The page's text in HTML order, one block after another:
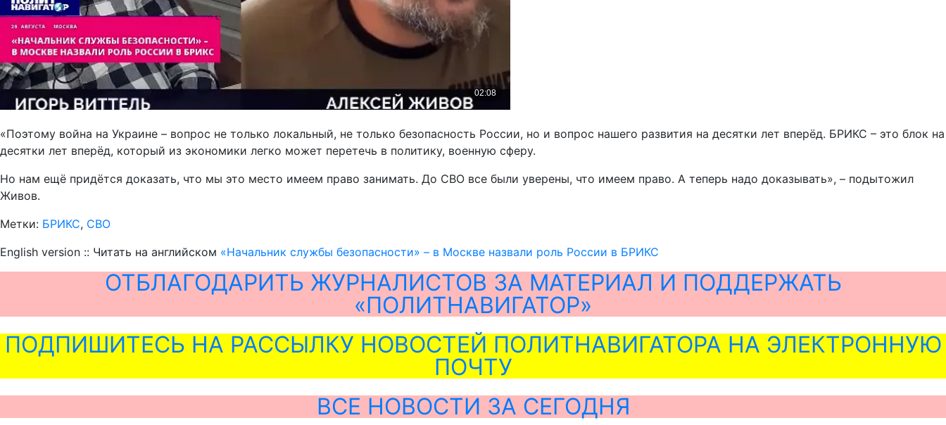
«Поэтому война на Украине – вопрос не только локальный, не только безопасность России, но и вопрос нашего развития на десятки лет вперёд. БРИКС – это блок на
десятки лет вперёд, который из экономики легко может перетечь в политику, военную сферу.
Но нам ещё придётся доказать, что мы это место имеем право занимать. До СВО все были уверены, что имеем право. А теперь надо доказывать», – подытожил
Живов.
Метки: БРИКС, СВО
English version :: Читать на английском «Начальник службы безопасности» – в Москве назвали роль России в БРИКС
ОТБЛАГОДАРИТЬ ЖУРНАЛИСТОВ ЗА МАТЕРИАЛ И ПОДДЕРЖАТЬ
«ПОЛИТНАВИГАТОР»
ПОДПИШИТЕСЬ НА РАССЫЛКУ НОВОСТЕЙ ПОЛИТНАВИГАТОРА НА ЭЛЕКТРОННУЮ
ПОЧТУ
ВСЕ НОВОСТИ ЗА СЕГОДНЯ